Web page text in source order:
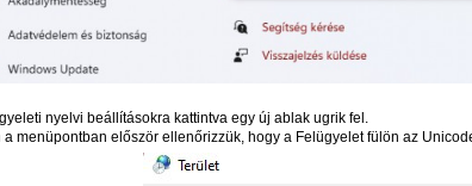
nyelvi beállításokra kattintva egy új ablak ugrik fel.
a menüpontban először ellenőrizzük, hogy a Felügyelet fülön az